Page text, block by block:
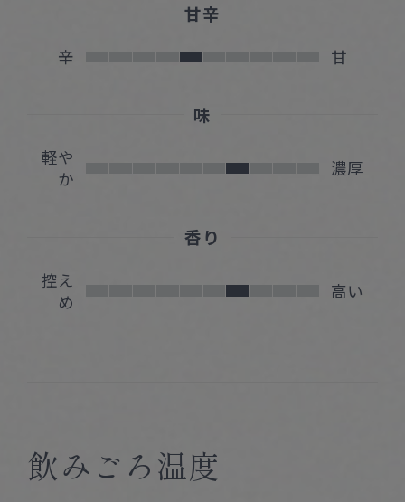
甘辛
辛 甘
味
軽や
か
濃厚
香り
控え
め
高い
飲みごろ温度